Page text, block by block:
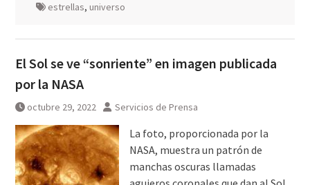
estrellas, universo
El Sol se ve “sonriente” en imagen publicada
por la NASA
octubre 29, 2022 Servicios de Prensa
La foto, proporcionada por la
NASA, muestra un patrón de
manchas oscuras llamadas